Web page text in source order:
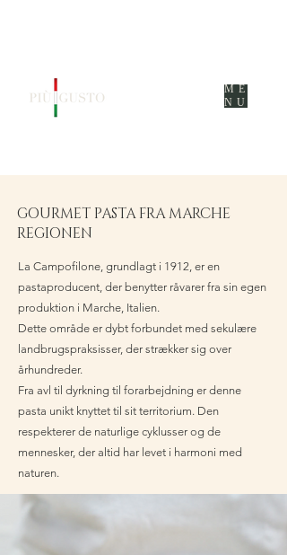
ME
NU
GOURMET PASTA FRA MARCHE
REGIONEN
La Campofilone, grundlagt i 1912, er en
pastaproducent, der benytter råvarer fra sin egen
produktion i Marche, Italien.
Dette område er dybt forbundet med sekulære
landbrugspraksisser, der strækker sig over
århundreder.
Fra avl til dyrkning til forarbejdning er denne
pasta unikt knyttet til sit territorium. Den
respekterer de naturlige cyklusser og de
mennesker, der altid har levet i harmoni med
naturen.